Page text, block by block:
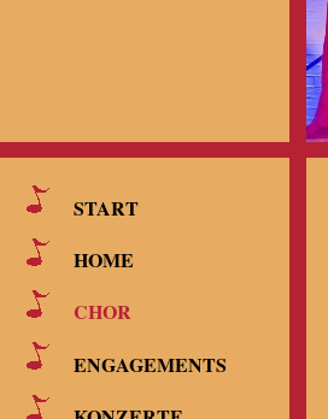
START
HOME
CHOR
ENGAGEMENTS